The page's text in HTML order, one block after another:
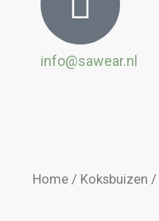
info@sawear.nl
Home / Koksbuizen /